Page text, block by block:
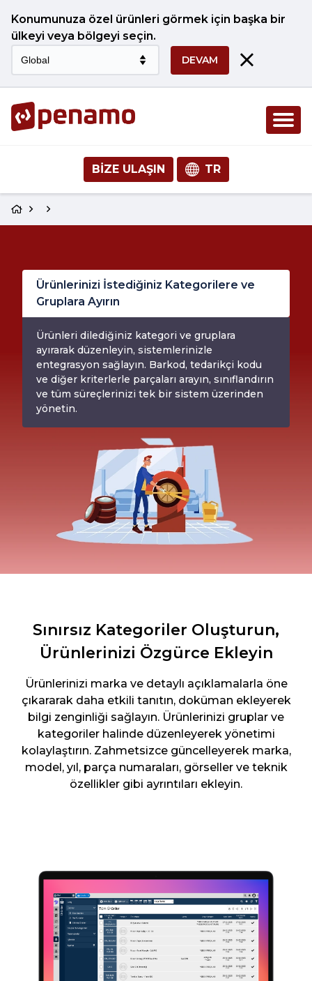
Konumunuza özel ürünleri görmek için başka bir
ülkeyi veya bölgeyi seçin.
DEVAM
BIZE ULAŞIN TR
Ürünlerinizi İstediğiniz Kategorilere ve
Gruplara Ayırın
Ürünleri dilediğiniz kategori ve gruplara
ayırarak düzenleyin, sistemlerinizle
entegrasyon sağlayın. Barkod, tedarikçi kodu
ve diğer kriterlerle parçaları arayın, sınıflandırın
ve tüm süreçlerinizi tek bir sistem üzerinden
yönetin.
Sınırsız Kategoriler Oluşturun,
Ürünlerinizi Özgürce Ekleyin
Ürünlerinizi marka ve detaylı açıklamalarla öne
çıkararak daha etkili tanıtın, doküman ekleyerek
bilgi zenginliği sağlayın. Ürünlerinizi gruplar ve
kategoriler halinde düzenleyerek yönetimi
kolaylaştırın. Zahmetsizce güncelleyerek marka,
model, yıl, parça numaraları, görseller ve teknik
özellikler gibi ayrıntıları ekleyin.